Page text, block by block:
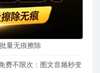
量无痕擦除
费不限次：图文音频秒变